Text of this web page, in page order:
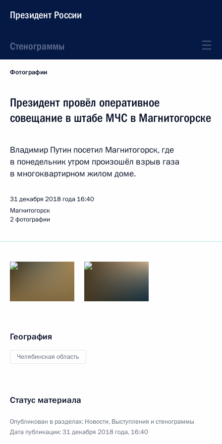
Президент России
Стенограммы
Фотографии
Президент провёл оперативное
совещание в штабе МЧС в Магнитогорске
Владимир Путин посетил Магнитогорск, где
в понедельник утром произошёл взрыв газа
в многоквартирном жилом доме.
31 декабря 2018 года 16:40
Магнитогорск
2 фотографии
География
Челябинская область
Статус материала
Опубликован в разделах: Новости, Выступления и стенограммы
Дата публикации:31 декабря 2018 года, 16:40